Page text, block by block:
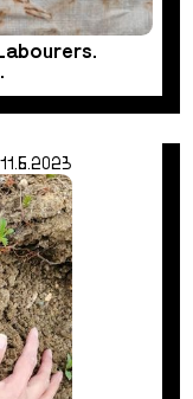
11.6.2023